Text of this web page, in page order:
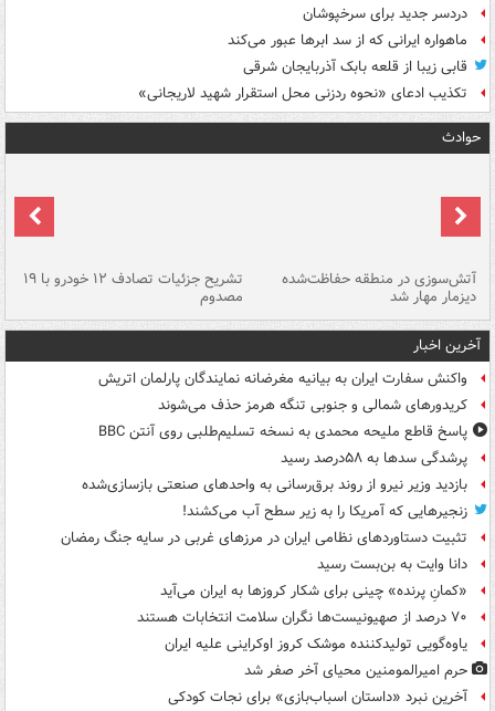
دردسر جدید برای سرخپوشان
ماهواره ایرانی که از سد ابرها عبور می‌کند
قابی زیبا از قلعه بابک آذربایجان شرقی
تکذیب ادعای «نحوه ردزنی محل استقرار شهید لاریجانی»
حوادث
آتش‌سوزی در منطقه حفاظت‌شده
دیزمار مهار شد
تشریح جزئیات تصادف ۱۲ خودرو با ۱۹
مصدوم
آخرین اخبار
واکنش سفارت ایران به بیانیه مغرضانه نمایندگان پارلمان اتریش
کریدورهای شمالی و جنوبی تنگه هرمز حذف می‌شوند
پاسخ قاطع ملیحه محمدی به نسخه تسلیم‌طلبی روی آنتن BBC
پرشدگی سدها به ۵۸درصد رسید
بازدید وزیر نیرو از روند برق‌رسانی به واحدهای صنعتی بازسازی‌شده
زنجیرهایی که آمریکا را به زیر سطح آب می‌کشند!
تثبیت دستاوردهای نظامی ایران در مرزهای غربی در سایه جنگ رمضان
دانا وایت به بن‌بست رسید
«کمانِ پرنده» چینی برای شکار کروزها به ایران می‌آید
۷۰ درصد از صهیونیست‌ها نگران سلامت انتخابات هستند
یاوه‌گویی تولیدکننده موشک کروز اوکراینی علیه ایران
حرم امیرالمومنین محیای آخر صفر شد
آخرین نبرد «داستان اسباب‌بازی» برای نجات کودکی